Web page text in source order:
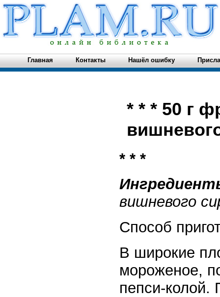
Главная Контакты Нашёл ошибку
* * * 50 г
* * *
вишневого
Способ
В широкие
мороженое,
пепси-колой.